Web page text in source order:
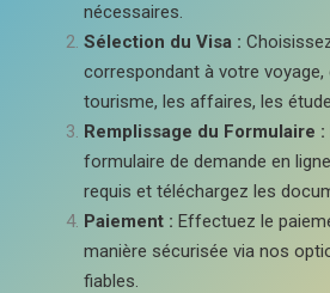
nécessaires.
Sélection du Visa :
correspondant à votre
tourisme, les affaires, les
Remplissage du Formulaire :
formulaire de demande en
requis et téléchargez les
Paiement : Effectuez le
manière sécurisée via nos
fiables.